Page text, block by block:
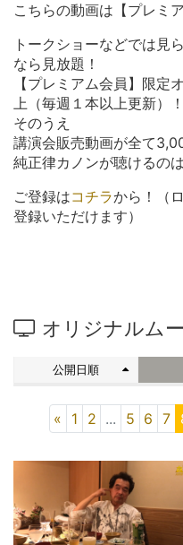
こちらの動画は【プレミ
トークショーなどでは見
なら見放題！
【プレミアム会員】限定
上（毎週１本以上更新）！
そのうえ
講演会販売動画が全て
純正律カノンが聴けるの
ご登録はコチラから！（
登録いただけます）
オリジナルム
公開日順
« 1 2 ... 5 6 7